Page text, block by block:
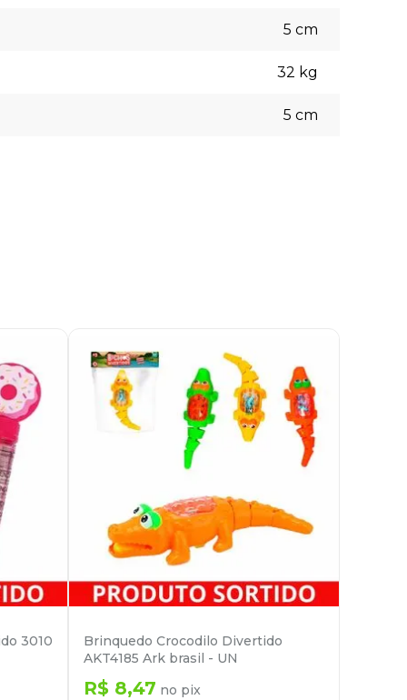
5 cm
32 kg
5 cm
3010
Brinquedo Crocodilo Divertido
AKT4185 Ark brasil - UN
R$ 8,47 no pix